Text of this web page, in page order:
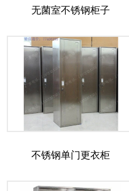
无菌室不锈钢柜子
不锈钢单门更衣柜